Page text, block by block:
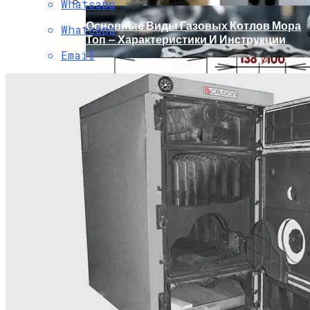
Почему Своевременный Ремонт VAG
Помогает Избежать Серьезных
Расходов
Основные Виды Газовых Котлов Мора
Топ — Характеристики И Инструкции
Whatsapp
Whatsapp
Email